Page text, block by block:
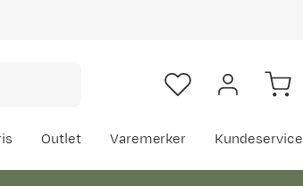
Outlet Varemerker Kundeservice